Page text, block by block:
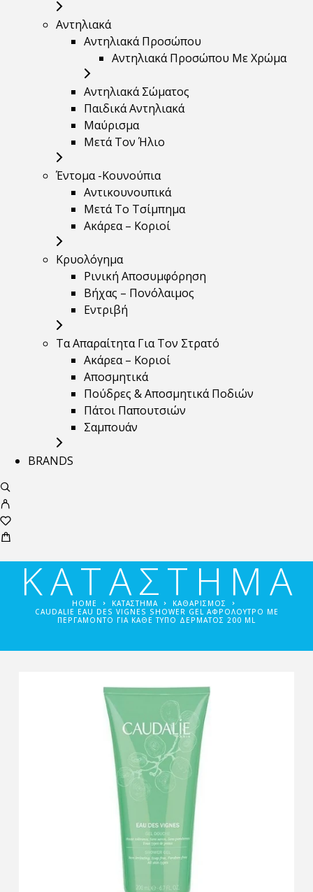
Αντηλιακά
Αντηλιακά Προσώπου
Αντηλιακά Προσώπου Με Χρώμα
Αντηλιακά Σώματος
Παιδικά Αντηλιακά
Μαύρισμα
Mετά Τον Ήλιο
Έντομα -Κουνούπια
Αντικουνουπικά
Μετά Το Τσίμπημα
Ακάρεα – Κοριοί
Κρυολόγημα
Ρινική Αποσυμφόρηση
Βήχας – Πονόλαιμος
Εντριβή
Τα Απαραίτητα Για Τον Στρατό
Ακάρεα – Κοριοί
Αποσμητικά
Πούδρες & Αποσμητικά Ποδιών
Πάτοι Παπουτσιών
Σαμπουάν
BRANDS
ΚΑΤΑΣΤΗΜΑ
HOME ΚΑΤΑΣΤΗΜΑ
ΚΑΘΑΡΙΣΜΌΣ
CAUDALIE EAU DES VIGNES SHOWER GEL ΑΦΡΌΛΟΥΤΡΟ ΜΕ
ΠΕΡΓΑΜΌΝΤΟ ΓΙΑ ΚΆΘΕ ΤΎΠΟ ΔΈΡΜΑΤΟΣ 200 ML